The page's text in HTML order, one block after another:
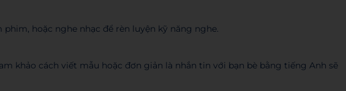
hoặc nghe nhạc để rèn luyện kỹ năng nghe.
khảo cách viết mẫu hoặc đơn giản là nhắn tin với bạn bè bằng tiếng Anh sẽ